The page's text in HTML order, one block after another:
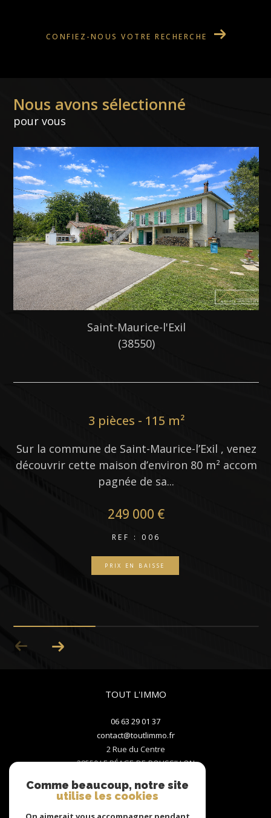
CONFIEZ-NOUS VOTRE RECHERCHE
Nous avons sélectionné
pour vous
Saint-Maurice-l'Exil
(38550)
3 pièces - 115 m²
Sur la commune de Saint-Maurice-l’Exil , venez
découvrir cette maison d’environ 80 m² accom
pagnée de sa...
249 000 €
REF : 006
PRIX EN BAISSE
TOUT L'IMMO
06 63 29 01 37
contact@toutlimmo.fr
2 Rue du Centre
38550 LE PÉAGE-DE-ROUSSILLON
Nous suivre sur
Comme beaucoup, notre site
utilise les cookies